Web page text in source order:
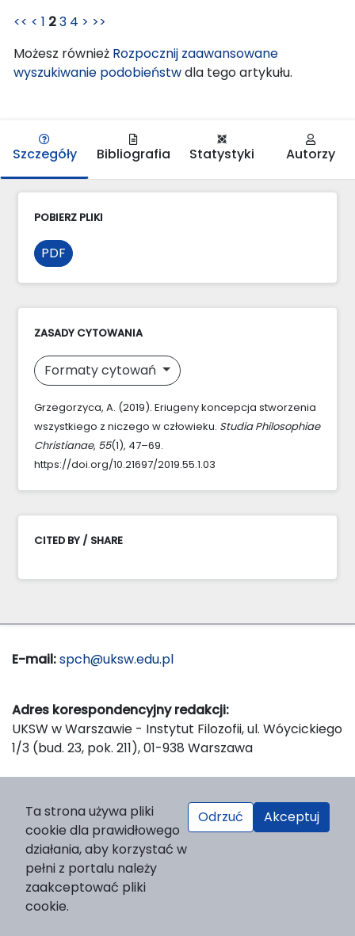
<< < 1 23 4 > >>
Możesz również Rozpocznij zaawansowane
wyszukiwanie podobieństwdla tego artykułu.
Szczegóły Bibliografia Statystyki Autorzy
POBIERZ PLIKI
PDF
ZASADY CYTOWANIA
Formaty cytowań
Grzegorzyca, A. (2019). Eriugeny koncepcja stworzenia
wszystkiego z niczego w człowieku. Studia Philosophiae
Christianae, 55(1), 47–69.
https://doi.org/10.21697/2019.55.1.03
CITED BY / SHARE
E-mail:spch@uksw.edu.pl
Adres korespondencyjny redakcji:
UKSW w Warszawie - Instytut Filozofii, ul. Wóycickiego
1/3 (bud. 23, pok. 211), 01-938 Warszawa
Wydawnictwo Naukowe UKSW, ul. Dewajtis 5, domek
nr 2, 01-815 Warszawa
Strona WWW Wydawnictwa
e-mail: wydawnictwo@uksw.edu.pl
Ta strona używa pliki
cookie dla prawidłowego
działania, aby korzystać w
pełni z portalu należy
zaakceptować pliki
cookie.
Odrzuć Akceptuj